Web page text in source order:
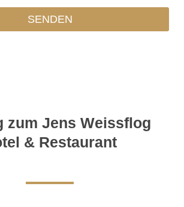
SENDEN
zum Jens Weissflog
& Restaurant